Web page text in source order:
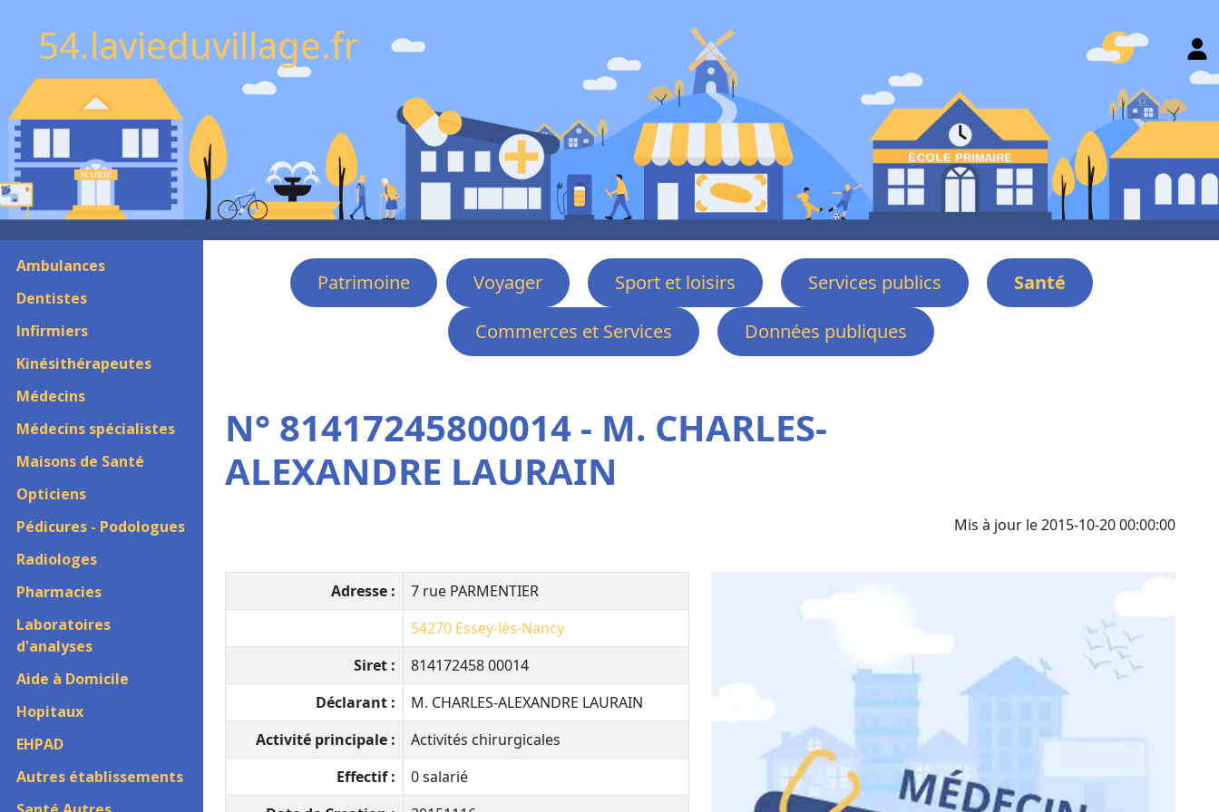
54.lavieduvillage.fr
Ambulances
Dentistes
Infirmiers
Kinésithérapeutes
Médecins
Médecins spécialistes
Maisons de Santé
Opticiens
Pédicures - Podologues
Radiologes
Pharmacies
Laboratoires
d'analyses
Aide à Domicile
Hopitaux
EHPAD
Autres établissements
Patrimoine Voyager Sport et loisirs Services publics
Santé
Commerces et Services
Données publiques
N° 81417245800014 - M. CHARLES-
ALEXANDRE LAURAIN
Mis à jour le 2015-10-20 00:00:00
Adresse :
7 rue PARMENTIER
54270 Essey-lès-Nancy
Siret :
814172458 00014
Déclarant :
M. CHARLES-ALEXANDRE LAURAIN
Activité principale :
Activités chirurgicales
Effectif :
0 salarié